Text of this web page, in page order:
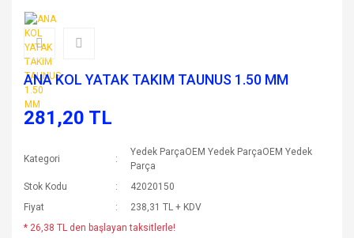
ANA KOL YATAK TAKIM TAUNUS 1.50 MM
281,20 TL
Kategori
Yedek ParçaOEM Yedek ParçaOEM Yedek
Parça
Stok Kodu
42020150
Fiyat
238,31 TL + KDV
* 26,38 TL den başlayan taksitlerle!